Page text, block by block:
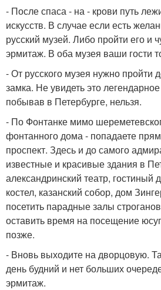
- После спаса - на - крови путь
искусств. В случае если есть
русский музей. Либо пройти его и
эрмитаж. В оба музея ваши гости
- От русского музея нужно пройти
замка. Не увидеть это
побывав в Петербурге, нельзя.
- По Фонтанке мимо
фонтанного дома - попадаете
проспект. Здесь и до самого
известные и красивые здания в
александринский театр, гостиный
костел, казанский собор, дом
посетить парадные залы
оставить время на посещение
позже.
- Вновь выходите на дворцовую.
день будний и нет больших
эрмитаж.